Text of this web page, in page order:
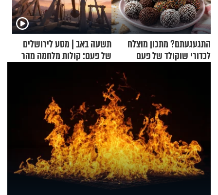
התגעגעתם? מתכון מוצלח
לכדורי שוקולד של פעם
תשעה באב | מסע לירושלים
של פעם: קולות מלחמה מהר